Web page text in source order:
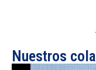
Nuestros